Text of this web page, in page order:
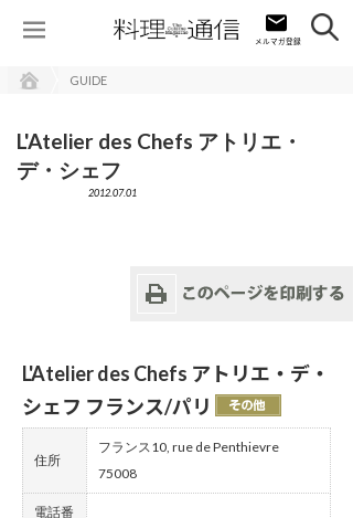
GUIDE
L'Atelier des Chefs アトリエ・
デ・シェフ
2012.07.01
L'Atelier des Chefs アトリエ・デ・
シェフ フランス/パリ
住所
フランス10, rue de Penthievre
75008
電話番